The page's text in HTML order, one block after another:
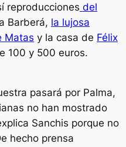
reproducciones del
Barberá, la lujosa
Matas y la casa de Félix
100 y 500 euros.
pasará por Palma,
no han mostrado
Sanchis porque no
hecho prensa